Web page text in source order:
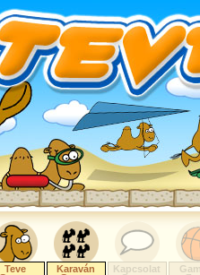
Teve
Karaván
Kapcsolat